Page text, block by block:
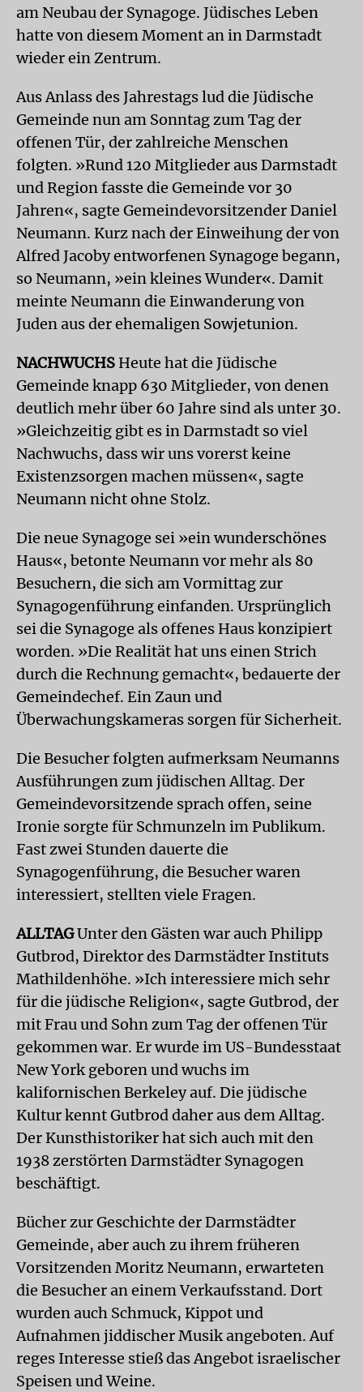
am Neubau der Synagoge. Jüdisches Leben
hatte von diesem Moment an in Darmstadt
wieder ein Zentrum.
Aus Anlass des Jahrestags lud die Jüdische
Gemeinde nun am Sonntag zum Tag der
offenen Tür, der zahlreiche Menschen
folgten. »Rund 120 Mitglieder aus Darmstadt
und Region fasste die Gemeinde vor 30
Jahren«, sagte Gemeindevorsitzender Daniel
Neumann. Kurz nach der Einweihung der von
Alfred Jacoby entworfenen Synagoge begann,
so Neumann, »ein kleines Wunder«. Damit
meinte Neumann die Einwanderung von
Juden aus der ehemaligen Sowjetunion.
NACHWUCHS Heute hat die Jüdische
Gemeinde knapp 630 Mitglieder, von denen
deutlich mehr über 60 Jahre sind als unter 30.
»Gleichzeitig gibt es in Darmstadt so viel
Nachwuchs, dass wir uns vorerst keine
Existenzsorgen machen müssen«, sagte
Neumann nicht ohne Stolz.
Die neue Synagoge sei »ein wunderschönes
Haus«, betonte Neumann vor mehr als 80
Besuchern, die sich am Vormittag zur
Synagogenführung einfanden. Ursprünglich
sei die Synagoge als offenes Haus konzipiert
worden. »Die Realität hat uns einen Strich
durch die Rechnung gemacht«, bedauerte der
Gemeindechef. Ein Zaun und
Überwachungskameras sorgen für Sicherheit.
Die Besucher folgten aufmerksam Neumanns
Ausführungen zum jüdischen Alltag. Der
Gemeindevorsitzende sprach offen, seine
Ironie sorgte für Schmunzeln im Publikum.
Fast zwei Stunden dauerte die
Synagogenführung, die Besucher waren
interessiert, stellten viele Fragen.
ALLTAGUnter den Gästen war auch Philipp
Gutbrod, Direktor des Darmstädter Instituts
Mathildenhöhe. »Ich interessiere mich sehr
für die jüdische Religion«, sagte Gutbrod, der
mit Frau und Sohn zum Tag der offenen Tür
gekommen war. Er wurde im US-Bundesstaat
New York geboren und wuchs im
kalifornischen Berkeley auf. Die jüdische
Kultur kennt Gutbrod daher aus dem Alltag.
Der Kunsthistoriker hat sich auch mit den
1938 zerstörten Darmstädter Synagogen
beschäftigt.
Bücher zur Geschichte der Darmstädter
Gemeinde, aber auch zu ihrem früheren
Vorsitzenden Moritz Neumann, erwarteten
die Besucher an einem Verkaufsstand. Dort
wurden auch Schmuck, Kippot und
Aufnahmen jiddischer Musik angeboten. Auf
reges Interesse stieß das Angebot israelischer
Speisen und Weine.